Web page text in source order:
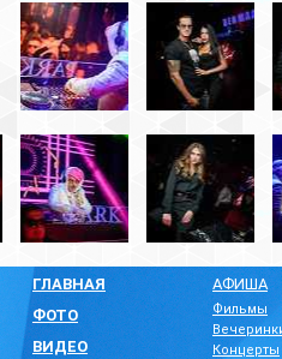
ГЛАВНАЯ
ФОТО
ВИДЕО
АФИША
Фильмы
Концерты